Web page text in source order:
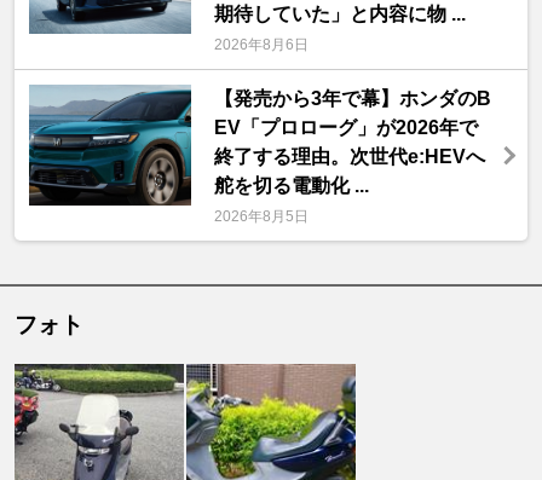
期待していた」と内容に物 ...
2026年8月6日
【発売から3年で幕】ホンダのB
EV「プロローグ」が2026年で
終了する理由。次世代e:HEVへ
舵を切る電動化 ...
2026年8月5日
フォト